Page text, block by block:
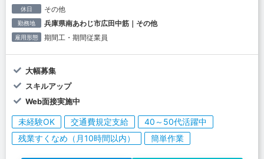
休日 その他
勤務地 兵庫県南あわじ市広田中筋｜その他
雇用形態 期間工・期間従業員
大幅募集
スキルアップ
Web面接実施中
未経験OK 交通費規定支給
40～50代活躍中
残業すくなめ（月10時間以内）
簡単作業